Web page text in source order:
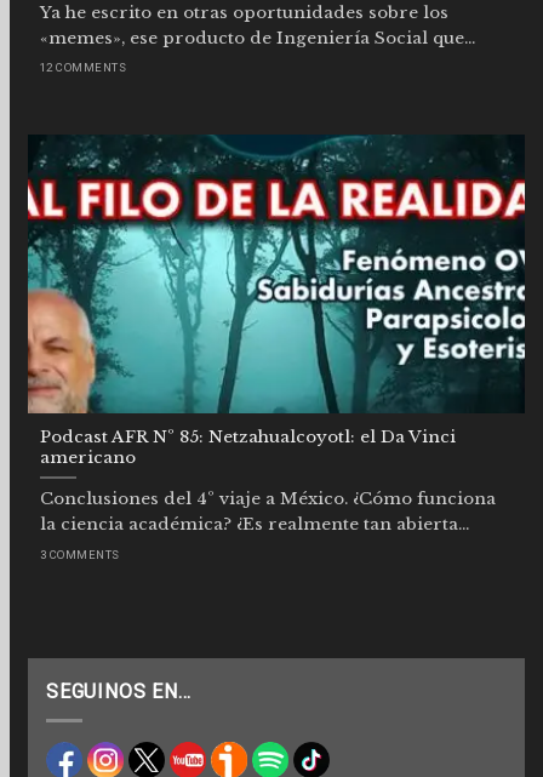
Ya he escrito en otras oportunidades sobre los
«memes», ese producto de Ingeniería Social que...
12 COMMENTS
Podcast AFR Nº 85: Netzahualcoyotl: el Da Vinci
americano
Conclusiones del 4º viaje a México. ¿Cómo funciona
la ciencia académica? ¿Es realmente tan abierta...
3 COMMENTS
SEGUINOS EN…